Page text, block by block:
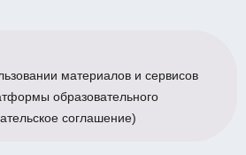
материалов и сервисов
образовательного
соглашение)